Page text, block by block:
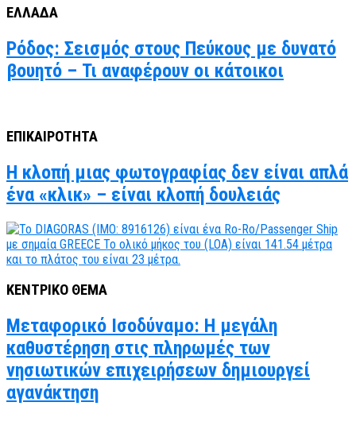
ΕΛΛΑΔΑ
Ρόδος: Σεισμός στους Πεύκους με δυνατό
βουητό – Τι αναφέρουν οι κάτοικοι
ΕΠΙΚΑΙΡΟΤΗΤΑ
Η κλοπή μιας φωτογραφίας δεν είναι απλά
ένα «κλικ» – είναι κλοπή δουλειάς
ΚΕΝΤΡΙΚΟ ΘΕΜΑ
Μεταφορικό Ισοδύναμο: Η μεγάλη
καθυστέρηση στις πληρωμές των
νησιωτικών επιχειρήσεων δημιουργεί
αγανάκτηση